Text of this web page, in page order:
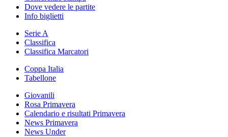
Dove vedere le partite
Info biglietti
Serie A
Classifica
Classifica Marcatori
Coppa Italia
Tabellone
Giovanili
Rosa Primavera
Calendario e risultati Primavera
News Primavera
News Under